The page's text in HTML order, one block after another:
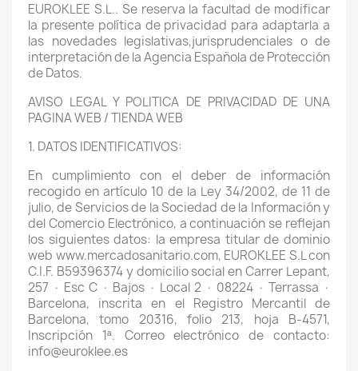
EUROKLEE S.L.. Se reserva la facultad de modificar
la presente política de privacidad para adaptarla a
las novedades legislativas,jurisprudenciales o de
interpretación de la Agencia Española de Protección
de Datos.
AVISO LEGAL Y POLITICA DE PRIVACIDAD DE UNA
PAGINA WEB / TIENDA WEB
1. DATOS IDENTIFICATIVOS:
En cumplimiento con el deber de información
recogido en artículo 10 de la Ley 34/2002, de 11 de
julio, de Servicios de la Sociedad de la Información y
del Comercio Electrónico, a continuación se reflejan
los siguientes datos: la empresa titular de dominio
web www.mercadosanitario.com, EUROKLEE S.L con
C.I.F. B59396374 y domicilio social en Carrer Lepant,
257 · Esc C · Bajos · Local 2 · 08224 · Terrassa ·
Barcelona, inscrita en el Registro Mercantil de
Barcelona, tomo 20316, folio 213, hoja B-4571,
Inscripción 1ª. Correo electrónico de contacto:
info@euroklee.es